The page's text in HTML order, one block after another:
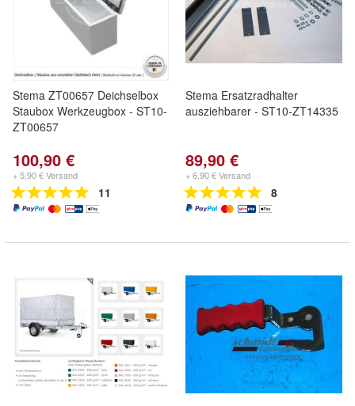
Stema ZT00657 Deichselbox
Staubox Werkzeugbox - ST10-
ZT00657
100,90 €
+ 5,90 € Versand
11
Stema Ersatzradhalter
ausziehbarer - ST10-ZT14335
89,90 €
+ 6,90 € Versand
8